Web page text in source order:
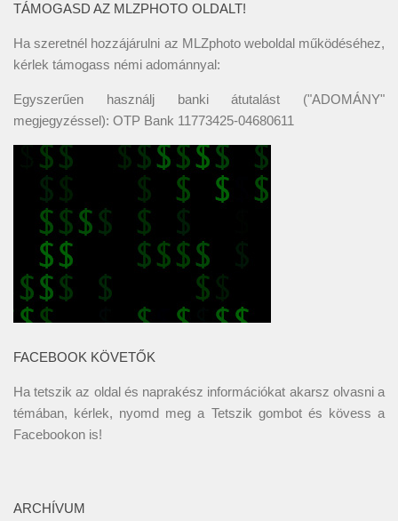
TÁMOGASD AZ MLZPHOTO OLDALT!
Ha szeretnél hozzájárulni az MLZphoto weboldal működéséhez,
kérlek támogass némi adománnyal:
Egyszerűen használj banki átutalást ("ADOMÁNY"
megjegyzéssel): OTP Bank 11773425-04680611
FACEBOOK KÖVETŐK
Ha tetszik az oldal és naprakész információkat akarsz olvasni a
témában, kérlek, nyomd meg a Tetszik gombot és kövess a
Facebookon is!
ARCHÍVUM